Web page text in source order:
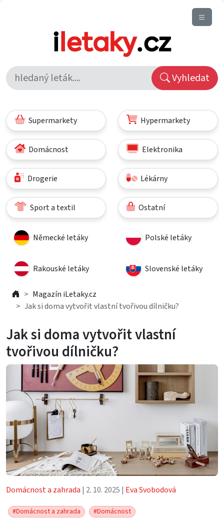
Vyhledat
Supermarkety Hypermarkety
Domácnost Elektronika
Drogerie Lékárny
Sport a textil Ostatní
Německé letáky Polské letáky
Rakouské letáky Slovenské letáky
Magazín iLetaky.cz
Jak si doma vytvořit vlastní tvořivou dílničku?
Jak si doma vytvořit vlastní
tvořivou dílničku?
Domácnost a zahrada | 2. 10. 2025 | Eva Svobodová
#Domácnost a zahrada #Domácnost